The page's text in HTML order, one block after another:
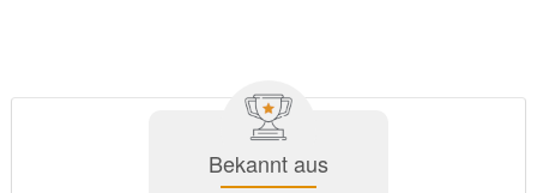
Bekannt aus